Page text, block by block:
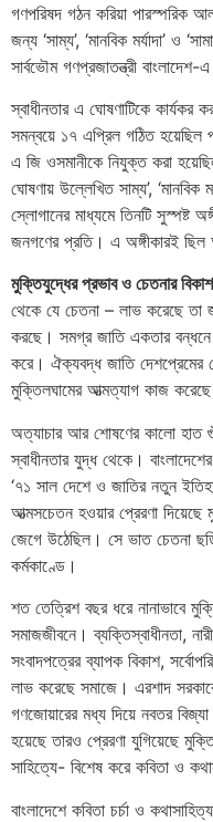
গণপরিষদ গঠন করিয়া পারস্পরিক
জন্য ‘সাম্য’, ‘মানবিক মর্যাদা’ ও
সার্বভৌম গণপ্রজাতন্ত্রী
স্বাধীনতার এ ঘোষণাটিকে কার্যকর
সমন্বয়ে ১৭ এপ্রিল গঠিত হয়েছিল
এ জি ওসমানীকে নিযুক্ত করা
ঘোষণায় উল্লেখিত সাম্য’, ‘মানবিক
স্লোগানের মাধ্যমে তিনটি সুস্পষ্ট
জনগণের প্রতি। এ অঙ্গীকারই
মুক্তিযুদ্ধের প্রভাব ও চেতনার
থেকে যে চেতনা – লাভ করেছে তা
করছে। সমগ্র জাতি একতার
করে। ঐক্যবদ্ধ জাতি দেশপ্রেমের
মুক্তিলঘামের আত্মত্যাগ কাজ
অত্যাচার আর শোষণের কালো হাত
স্বাধীনতার যুদ্ধ থেকে।
‘৭১ সাল দেশে ও জাতির নতুন
আত্মসচেতন হওয়ার প্রেরণা
জেগে উঠেছিল। সে ভাত চেতনা
কর্মকাণ্ডে।
শত তেত্রিশ বছর ধরে নানাভাবে
সমাজজীবনে। ব্যক্তিস্বাধীনতা,
সংবাদপত্রের ব্যাপক বিকাশ,
লাভ করেছে সমাজে। এরশাদ
গণজোয়ারের মধ্য দিয়ে নবতর
হয়েছে তারও প্রেরণা যুগিয়েছে
সাহিত্যে- বিশেষ করে কবিতা ও
বাংলাদেশে কবিতা চর্চা ও